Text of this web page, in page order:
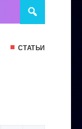
СТАТЬИ